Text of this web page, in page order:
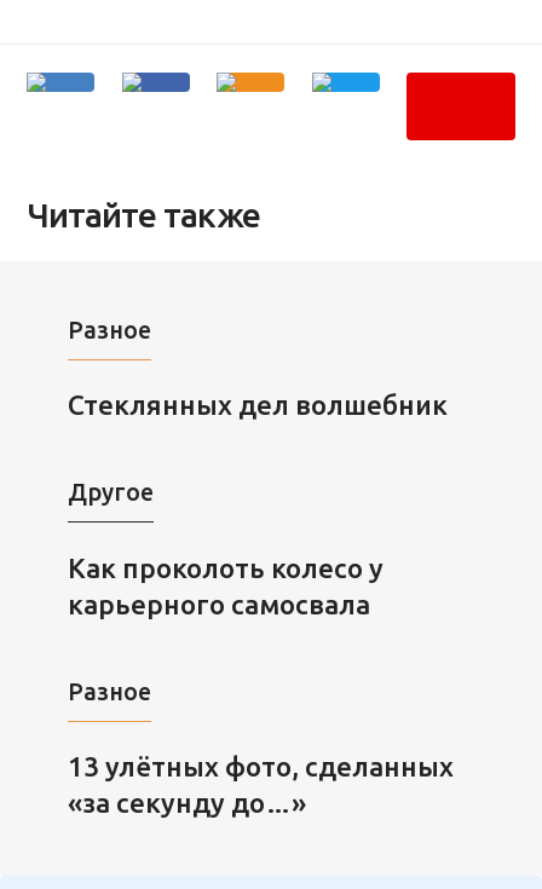
Читайте также
Разное
Стеклянных дел волшебник
Другое
Как проколоть колесо у
карьерного самосвала
Разное
13 улётных фото, сделанных
«за секунду до…»